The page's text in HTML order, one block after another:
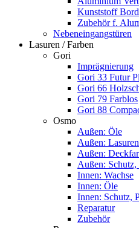
Kunststoff
Zubehör f.
Nebeneingangstüren
Lasuren / Farben
Gori
Imprägnierung
Gori 33 Futur
Gori 66
Gori 79 Farblos
Gori 88
Osmo
Außen: Öle
Außen: Lasuren
Außen:
Außen:
Innen: Wachse
Innen: Öle
Innen: Schutz,
Reparatur
Zubehör